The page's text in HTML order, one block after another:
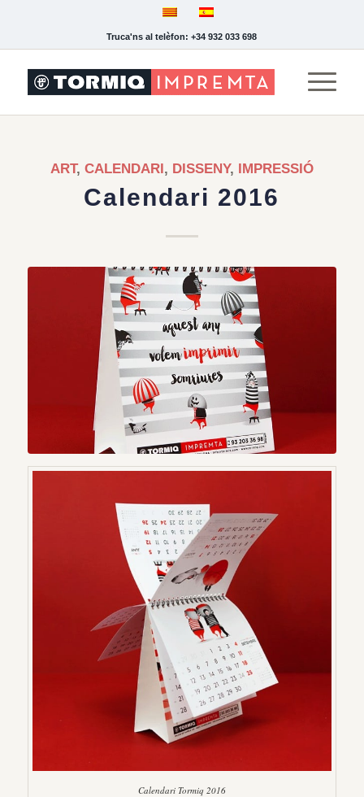
Truca'ns al telèfon: +34 932 033 698
ART, CALENDARI, DISSENY, IMPRESSIÓ
Calendari 2016
Calendari Tormiq 2016